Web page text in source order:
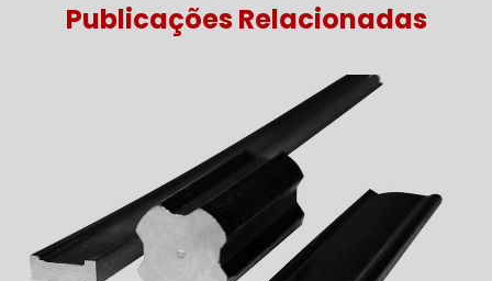
Publicações Relacionadas